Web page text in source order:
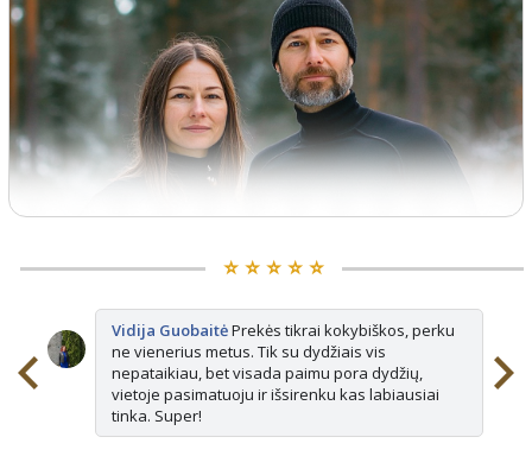
⭐️ ⭐️ ⭐️ ⭐️ ⭐️
Vidija GuobaitėPrekės tikrai kokybiškos, perku
ne vienerius metus. Tik su dydžiais vis
nepataikiau, bet visada paimu pora dydžių,
vietoje pasimatuoju ir išsirenku kas labiausiai
tinka. Super!